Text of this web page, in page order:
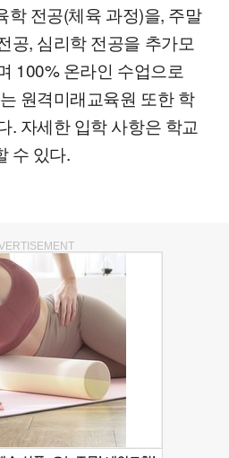
학 전공(체육 과정)을, 주말
공, 심리학 전공을 추가모
100% 온라인 수업으로
원격미래교육원 또한 학
. 자세한 입학 사항은 학교
수 있다.